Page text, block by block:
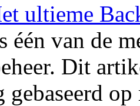
ultieme
één van de
Dit
gebaseerd op